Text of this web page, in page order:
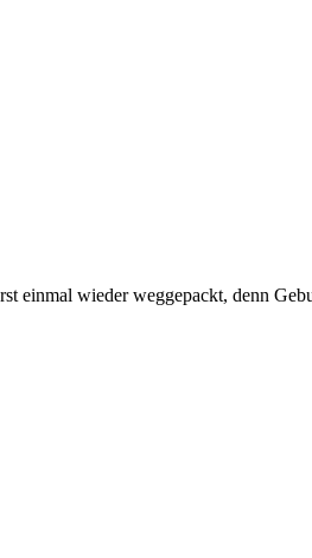
einmal wieder weggepackt, denn